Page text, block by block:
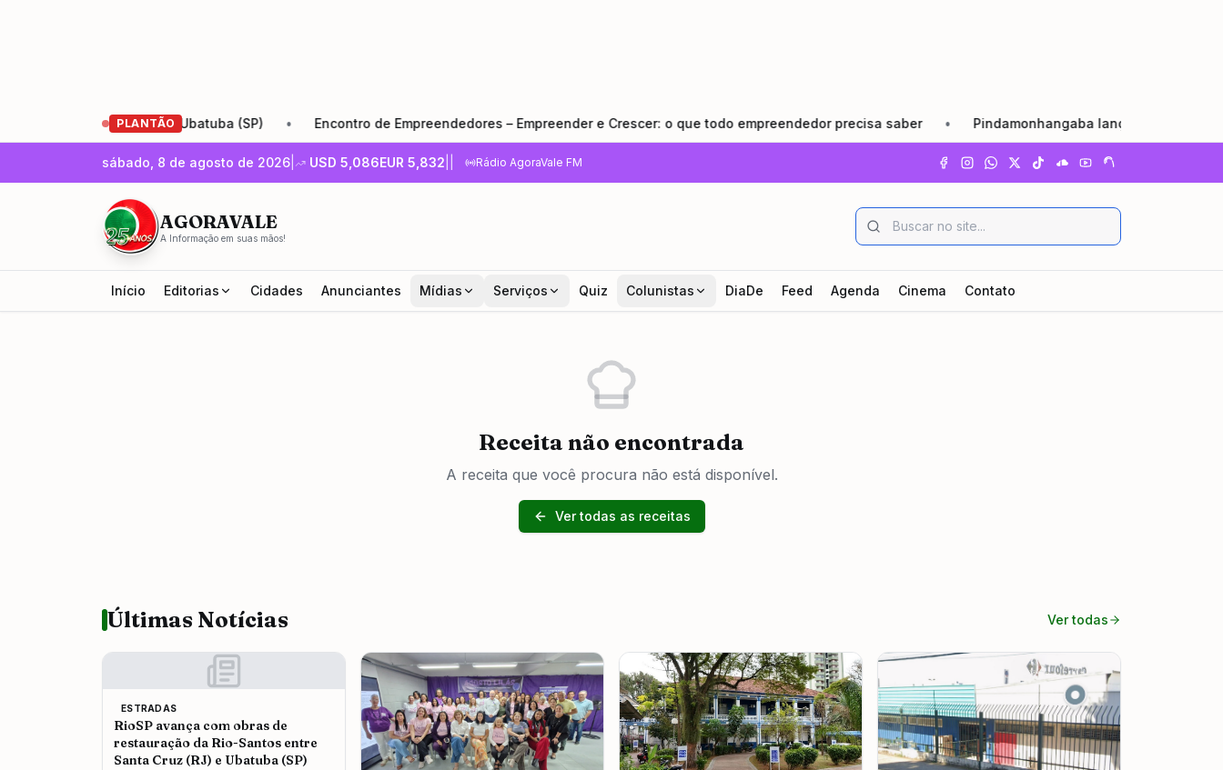
PLANTÃO
Santa Cruz (RJ) e Ubatuba (SP) • Encontro de Empreendedores – Empreender e Crescer: o que todo empreendedor precisa saber • Pindamonhangaba lança Agosto Lilás com
sábado, 8 de agosto de 2026 USD 5,086EUR 5,832 Rádio AgoraVale FM
AGORAVALE
A Informação em suas mãos!
Início Editorias Cidades Anunciantes Mídias Serviços Quiz Colunistas DiaDe Feed Agenda Cinema Contato
Receita não encontrada
A receita que você procura não está disponível.
Ver todas as receitas
Últimas Notícias Ver todas
ESTRADAS
RioSP avança com obras de
restauração da Rio-Santos entre
Santa Cruz (RJ) e Ubatuba (SP)